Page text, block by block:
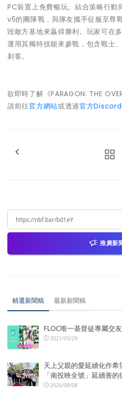
PC裝置上免費暢玩。結合策略行動
v5的團隊戰，與隊友攜手征服至尊
毀敵方基地來贏得勝利。玩家可在
運用其獨特技能來參戰，包含戰士
刺客。
欲即時了解《PARAGON: THE
請前往官方網站或透過官方Discord
推廣新
精選新聞稿 最新新聞稿
FLOC唯一基督徒專屬交
2021/03/29
天上父親的愛延續化作
「南投映全號」延續善的
2026/08/08